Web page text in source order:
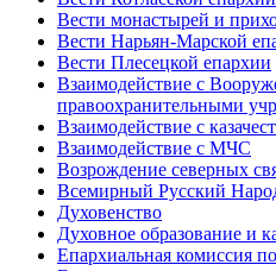
Вести монастырей и
Вести Нарьян-Марской
Вести Плесецкой епархии
Взаимодействие с
правоохранительными
Взаимодействие с
Взаимодействие с МЧС
Возрождение северных
Всемирный Русский
Духовенство
Духовное образование и
Епархиальная комиссия